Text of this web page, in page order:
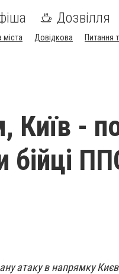
Дозвілля
міста Довідкова Питання
Київ -
бійці
атаку в напрямку